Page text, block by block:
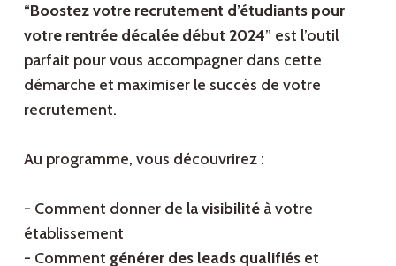
“Boostez votre recrutement d’étudiants pour
votre rentrée décalée début 2024” est l’outil
parfait pour vous accompagner dans cette
démarche et maximiser le succès de votre
recrutement.
Au programme, vous découvrirez :
- Comment donner de lavisibilitéà votre
établissement
- Comment générer des leads qualifiéset